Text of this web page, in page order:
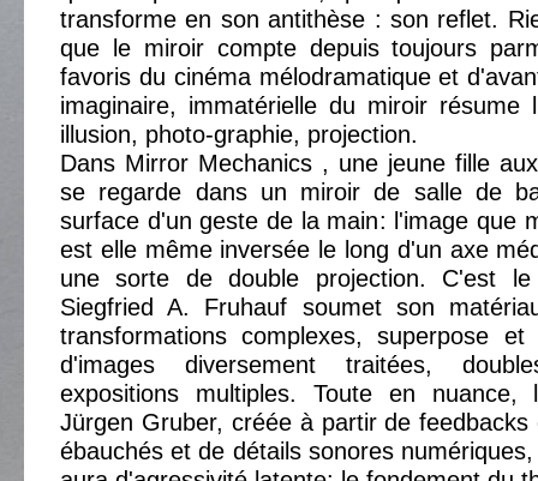
transforme en son antithèse : son reflet.
que le miroir compte depuis toujours
favoris du cinéma mélodramatique et
imaginaire, immatérielle du miroir résume
illusion, photo-graphie, projection.
Dans Mirror Mechanics , une jeune fille
se regarde dans un miroir de salle de
surface d'un geste de la main: l'image que
est elle même inversée le long d'un axe
une sorte de double projection. C'est
Siegfried A. Fruhauf soumet son
transformations complexes, superpose et
d'images diversement traitées,
expositions multiples. Toute en
Jürgen Gruber, créée à partir de
ébauchés et de détails sonores